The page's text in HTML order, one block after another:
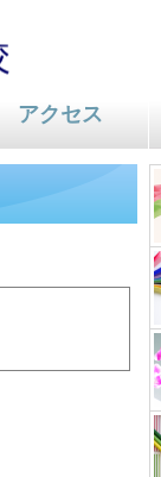
アクセス